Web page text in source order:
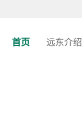
首页 远东介绍